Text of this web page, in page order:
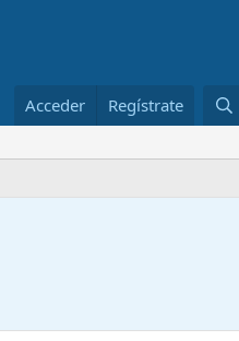
Acceder Regístrate